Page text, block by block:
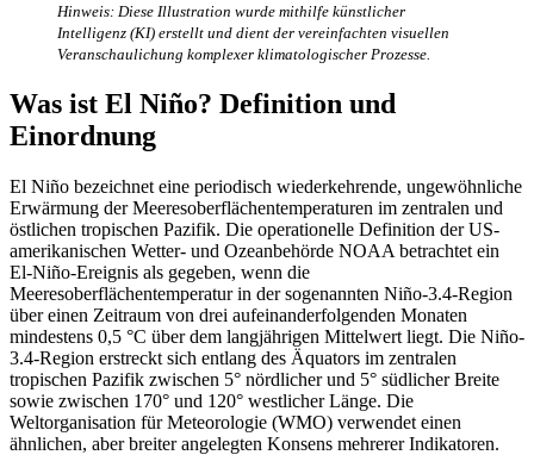
Hinweis: Diese Illustration wurde mithilfe künstlicher
Intelligenz (KI) erstellt und dient der vereinfachten visuellen
Veranschaulichung komplexer klimatologischer Prozesse.
Was ist El Niño? Definition und
Einordnung
El Niño bezeichnet eine periodisch wiederkehrende, ungewöhnliche
Erwärmung der Meeresoberflächentemperaturen im zentralen und
östlichen tropischen Pazifik. Die operationelle Definition der US-
amerikanischen Wetter- und Ozeanbehörde NOAA betrachtet ein
El-Niño-Ereignis als gegeben, wenn die
Meeresoberflächentemperatur in der sogenannten Niño-3.4-Region
über einen Zeitraum von drei aufeinanderfolgenden Monaten
mindestens 0,5 °C über dem langjährigen Mittelwert liegt. Die Niño-
3.4-Region erstreckt sich entlang des Äquators im zentralen
tropischen Pazifik zwischen 5° nördlicher und 5° südlicher Breite
sowie zwischen 170° und 120° westlicher Länge. Die
Weltorganisation für Meteorologie (WMO) verwendet einen
ähnlichen, aber breiter angelegten Konsens mehrerer Indikatoren.